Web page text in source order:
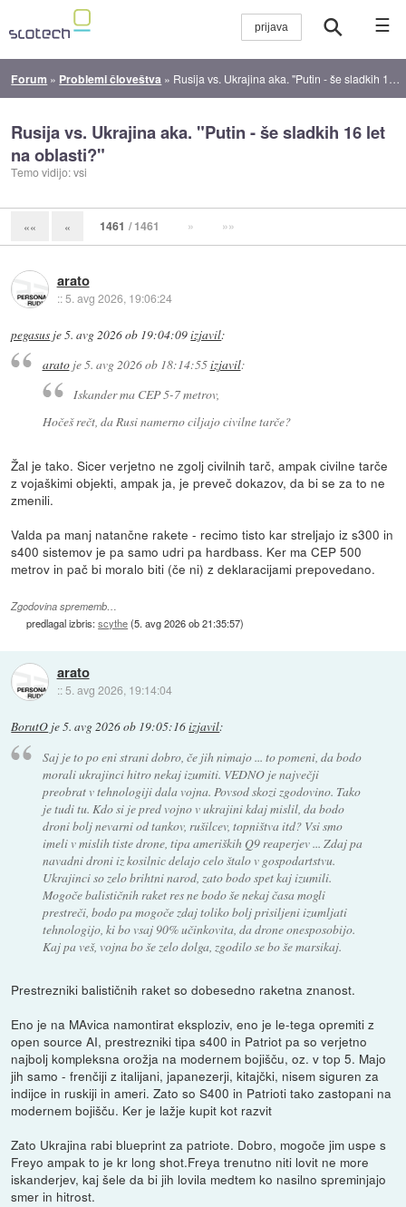
☰
Forum » Problemi človeštva » Rusija vs. Ukrajina aka. "Putin - še sladkih 16 let na oblasti?"
Rusija vs. Ukrajina aka. "Putin - še sladkih 16 let
na oblasti?"
Temo vidijo: vsi
«« « 1461 / 1461 » »»
arato
::5. avg 2026, 19:06:24
pegasus je5. avg 2026 ob 19:04:09izjavil:
aratoje5. avg 2026 ob 18:14:55izjavil:
Iskander ma CEP 5-7 metrov,
Hočeš rečt, da Rusi namerno ciljajo civilne tarče?
Žal je tako. Sicer verjetno ne zgolj civilnih tarč, ampak civilne tarče
z vojaškimi objekti, ampak ja, je preveč dokazov, da bi se za to ne
zmenili.
Valda pa manj natančne rakete - recimo tisto kar streljajo iz s300 in
s400 sistemov je pa samo udri pa hardbass. Ker ma CEP 500
metrov in pač bi moralo biti (če ni) z deklaracijami prepovedano.
Zgodovina sprememb…
predlagal izbris:scythe(5. avg 2026 ob 21:35:57)
arato
:: 5. avg 2026, 19:14:04
BorutO je5. avg 2026 ob 19:05:16izjavil:
Saj je to po eni strani dobro, če jih nimajo ... to pomeni, da bodo
morali ukrajinci hitro nekaj izumiti. VEDNO je največji
preobrat v tehnologiji dala vojna. Povsod skozi zgodovino. Tako
je tudi tu. Kdo si je pred vojno v ukrajini kdaj mislil, da bodo
droni bolj nevarni od tankov, rušilcev, topništva itd? Vsi smo
imeli v mislih tiste drone, tipa ameriških Q9 reaperjev ... Zdaj pa
navadni droni iz kosilnic delajo celo štalo v gospodartstvu.
Ukrajinci so zelo brihtni narod, zato bodo spet kaj izumili.
Mogoče balističnih raket res ne bodo še nekaj časa mogli
prestreči, bodo pa mogoče zdaj toliko bolj prisiljeni izumljati
tehnologijo, ki bo vsaj 90% učinkovita, da drone onesposobijo.
Kaj pa veš, vojna bo še zelo dolga, zgodilo se bo še marsikaj.
Prestrezniki balističnih raket so dobesedno raketna znanost.
Eno je na MAvica namontirat eksploziv, eno je le-tega opremiti z
open source AI, prestrezniki tipa s400 in Patriot pa so verjetno
najbolj kompleksna orožja na modernem bojišču, oz. v top 5. Majo
jih samo - frenčiji z italijani, japanezerji, kitajčki, nisem siguren za
indijce in ruskiji in ameri. Zato so S400 in Patrioti tako zastopani na
modernem bojišču. Ker je lažje kupit kot razvit
Zato Ukrajina rabi blueprint za patriote. Dobro, mogoče jim uspe s
Freyo ampak to je kr long shot.Freya trenutno niti lovit ne more
iskanderjev, kaj šele da bi jih lovila medtem ko nasilno spreminjajo
smer in hitrost.